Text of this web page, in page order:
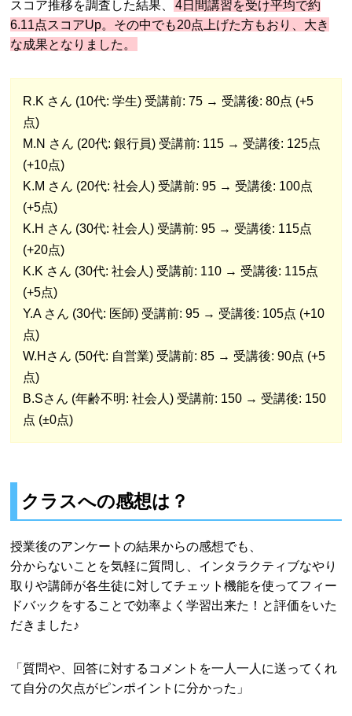
スコア推移を調査した結果、
4日間講習を受け平均で約
6.11点スコアUp。その中でも20点上げた方もおり、大き
な成果となりました。
R.K さん (10代: 学生) 受講前: 75 → 受講後: 80点 (+5
点)
M.N さん (20代: 銀行員) 受講前: 115 → 受講後: 125点
(+10点)
K.M さん (20代: 社会人) 受講前: 95 → 受講後: 100点
(+5点)
K.H さん (30代: 社会人) 受講前: 95 → 受講後: 115点
(+20点)
K.K さん (30代: 社会人) 受講前: 110 → 受講後: 115点
(+5点)
Y.A さん (30代: 医師) 受講前: 95 → 受講後: 105点 (+10
点)
W.Hさん (50代: 自営業) 受講前: 85 → 受講後: 90点 (+5
点)
B.Sさん (年齢不明: 社会人) 受講前: 150 → 受講後: 150
点 (±0点)
クラスへの感想は？
授業後のアンケートの結果からの感想でも、
分からないことを気軽に質問し、インタラクティブなやり
取りや講師が各生徒に対してチェット機能を使ってフィー
ドバックをすることで効率よく学習出来た！と評価をいた
だきました♪
「質問や、回答に対するコメントを一人一人に送ってくれ
て自分の欠点がピンポイントに分かった」